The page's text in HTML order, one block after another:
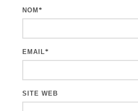
NOM *
EMAIL*
SITE WEB